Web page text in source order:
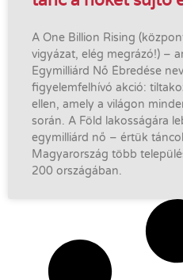
A One Billion Rising
vigyázat, elég megrázó!) –
Egymilliárd Nő Ébredése
figyelemfelhívó akció:
ellen, amely a világon
során. A Föld lakosságára
egymilliárd nő – értük
Magyarország több
200 országában.